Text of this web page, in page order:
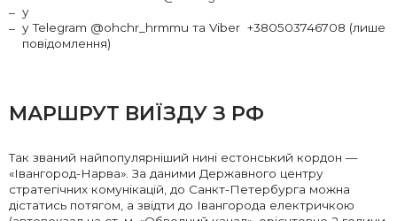
у
у Telegram @ohchr_hrmmu та Viber +380503746708 (лише
повідомлення)
МАРШРУТ ВИЇЗДУ З РФ
Так званий найпопулярніший нині естонський кордон —
«Івангород-Нарва». За даними Державного центру
стратегічних комунікацій, до Санкт-Петербурга можна
дістатись потягом, а звідти до Івангорода електричкою